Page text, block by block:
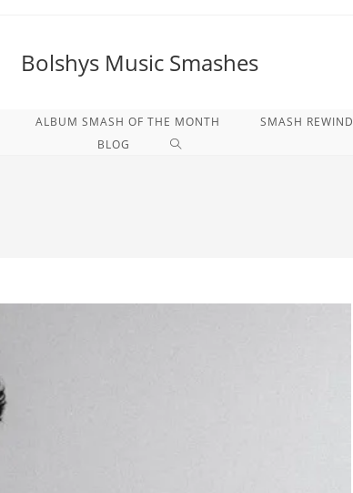
Bolshys Music Smashes
ALBUM SMASH OF THE MONTH SMASH REWIND
BLOG
WEBSITE-
SUCHE